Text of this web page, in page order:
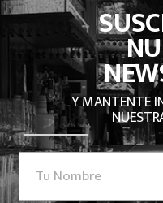
Y MANTENTE